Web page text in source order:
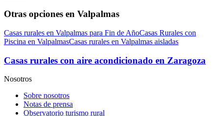
Otras opciones en Valpalmas
Casas rurales en Valpalmas para Fin de AñoCasas Rurales con
Piscina en ValpalmasCasas rurales en Valpalmas aisladas
Casas rurales con aire acondicionado en Zaragoza
Nosotros
Sobre nosotros
Notas de prensa
Observatorio turismo rural